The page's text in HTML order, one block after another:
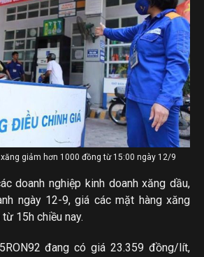
xăng giảm hơn 1000 đồng từ 15:00 ngày 12/9
doanh nghiệp kinh doanh xăng dầu,
ngày 12-9, giá các mặt hàng xăng
15h chiều nay.
đang có giá 23.359 đồng/lít,